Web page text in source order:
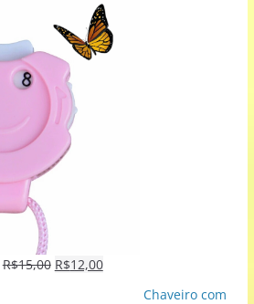
R$15,00 R$12,00
Chaveiro com